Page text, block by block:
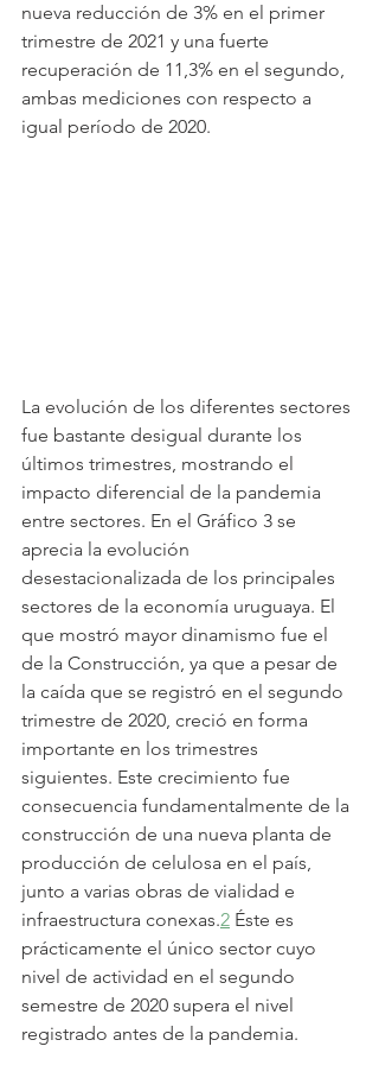
nueva reducción de 3% en el primer
trimestre de 2021 y una fuerte
recuperación de 11,3% en el segundo,
ambas mediciones con respecto a
igual período de 2020.
La evolución de los diferentes sectores
fue bastante desigual durante los
últimos trimestres, mostrando el
impacto diferencial de la pandemia
entre sectores. En el Gráfico 3 se
aprecia la evolución
desestacionalizada de los principales
sectores de la economía uruguaya. El
que mostró mayor dinamismo fue el
de la Construcción, ya que a pesar de
la caída que se registró en el segundo
trimestre de 2020, creció en forma
importante en los trimestres
siguientes. Este crecimiento fue
consecuencia fundamentalmente de la
construcción de una nueva planta de
producción de celulosa en el país,
junto a varias obras de vialidad e
infraestructura conexas.2 Éste es
prácticamente el único sector cuyo
nivel de actividad en el segundo
semestre de 2020 supera el nivel
registrado antes de la pandemia.